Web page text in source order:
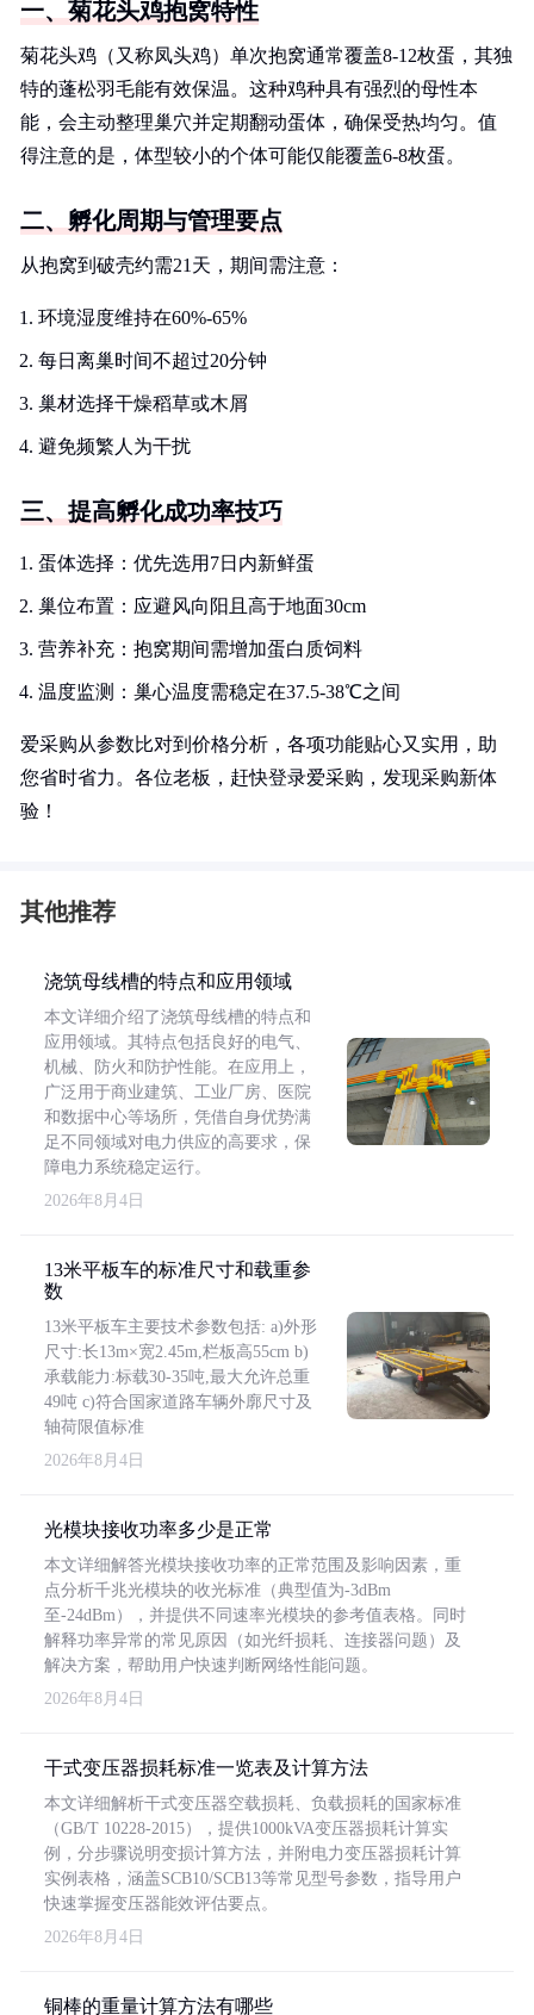
一、菊花头鸡抱窝特性
菊花头鸡（又称凤头鸡）单次抱窝通常覆盖8-12枚蛋，其独
特的蓬松羽毛能有效保温。这种鸡种具有强烈的母性本
能，会主动整理巢穴并定期翻动蛋体，确保受热均匀。值
得注意的是，体型较小的个体可能仅能覆盖6-8枚蛋。
二、孵化周期与管理要点
从抱窝到破壳约需21天，期间需注意：
环境湿度维持在60%-65%
每日离巢时间不超过20分钟
巢材选择干燥稻草或木屑
避免频繁人为干扰
三、提高孵化成功率技巧
蛋体选择：优先选用7日内新鲜蛋
巢位布置：应避风向阳且高于地面30cm
营养补充：抱窝期间需增加蛋白质饲料
温度监测：巢心温度需稳定在37.5-38℃之间
爱采购从参数比对到价格分析，各项功能贴心又实用，助
您省时省力。各位老板，赶快登录爱采购，发现采购新体
验！
其他推荐
浇筑母线槽的特点和应用领域
本文详细介绍了浇筑母线槽的特点和
应用领域。其特点包括良好的电气、
机械、防火和防护性能。在应用上，
广泛用于商业建筑、工业厂房、医院
和数据中心等场所，凭借自身优势满
足不同领域对电力供应的高要求，保
障电力系统稳定运行。
2026年8月4日
13米平板车的标准尺寸和载重参
数
13米平板车主要技术参数包括: a)外形
尺寸:长13m×宽2.45m,栏板高55cm b)
承载能力:标载30-35吨,最大允许总重
49吨 c)符合国家道路车辆外廓尺寸及
轴荷限值标准
2026年8月4日
光模块接收功率多少是正常
本文详细解答光模块接收功率的正常范围及影响因素，重
点分析千兆光模块的收光标准（典型值为-3dBm
至-24dBm），并提供不同速率光模块的参考值表格。同时
解释功率异常的常见原因（如光纤损耗、连接器问题）及
解决方案，帮助用户快速判断网络性能问题。
2026年8月4日
干式变压器损耗标准一览表及计算方法
本文详细解析干式变压器空载损耗、负载损耗的国家标准
（GB/T 10228-2015），提供1000kVA变压器损耗计算实
例，分步骤说明变损计算方法，并附电力变压器损耗计算
实例表格，涵盖SCB10/SCB13等常见型号参数，指导用户
快速掌握变压器能效评估要点。
2026年8月4日
铜棒的重量计算方法有哪些